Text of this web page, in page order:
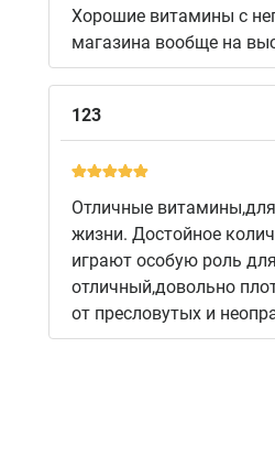
Хорошие витамины с
магазина вообще на
123
Отличные
жизни. Достойное
играют особую роль
отличный,довольно
от пресловутых и